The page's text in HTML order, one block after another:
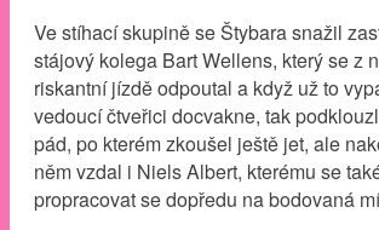
Ve stíhací skupině se Štybara snažil
stájový kolega Bart Wellens, který se z
riskantní jízdě odpoutal a když už to
vedoucí čtveřici docvakne, tak
pád, po kterém zkoušel ještě jet, ale
něm vzdal i Niels Albert, kterému se
propracovat se dopředu na bodovaná